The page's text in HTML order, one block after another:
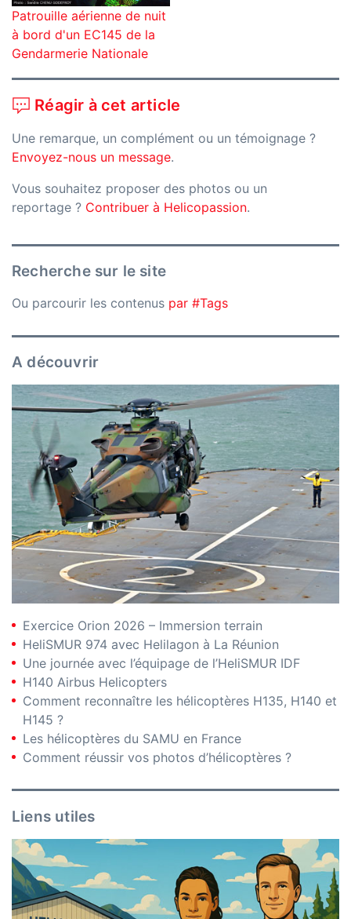
Patrouille aérienne de nuit
à bord d'un EC145 de la
Gendarmerie Nationale
Réagir à cet article
Une remarque, un complément ou un témoignage ?
Envoyez-nous un message.
Vous souhaitez proposer des photos ou un
reportage ? Contribuer à Helicopassion.
Recherche sur le site
Ou parcourir les contenus par #Tags
A découvrir
Exercice Orion 2026 – Immersion terrain
HeliSMUR 974 avec Helilagon à La Réunion
Une journée avec l’équipage de l’HeliSMUR IDF
H140 Airbus Helicopters
Comment reconnaître les hélicoptères H135, H140 et
H145 ?
Les hélicoptères du SAMU en France
Comment réussir vos photos d’hélicoptères ?
Liens utiles